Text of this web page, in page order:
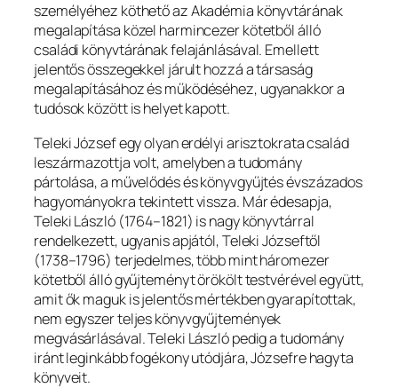
személyéhez köthető az Akadémia könyvtárának
megalapítása közel harmincezer kötetből álló
családi könyvtárának felajánlásával. Emellett
jelentős összegekkel járult hozzá a társaság
megalapításához és működéséhez, ugyanakkor a
tudósok között is helyet kapott.
Teleki József egy olyan erdélyi arisztokrata család
leszármazottja volt, amelyben a tudomány
pártolása, a művelődés és könyvgyűjtés évszázados
hagyományokra tekintett vissza. Már édesapja,
Teleki László (1764–1821) is nagy könyvtárral
rendelkezett, ugyanis apjától, Teleki Józseftől
(1738–1796) terjedelmes, több mint háromezer
kötetből álló gyűjteményt örökölt testvérével együtt,
amit ők maguk is jelentős mértékben gyarapítottak,
nem egyszer teljes könyvgyűjtemények
megvásárlásával. Teleki László pedig a tudomány
iránt leginkább fogékony utódjára, Józsefre hagyta
könyveit.